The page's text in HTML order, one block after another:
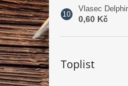
Vlasec
0,60 Kč
Toplist